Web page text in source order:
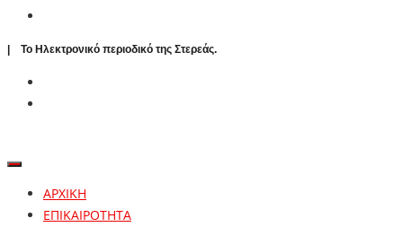
| To Ηλεκτρονικό περιοδικό της Στερεάς.
ΑΡΧΙΚΗ
ΕΠΙΚΑΙΡΟΤΗΤΑ